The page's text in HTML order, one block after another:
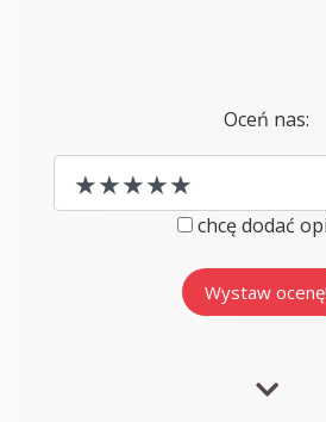
Oceń nas:
chcę dodać